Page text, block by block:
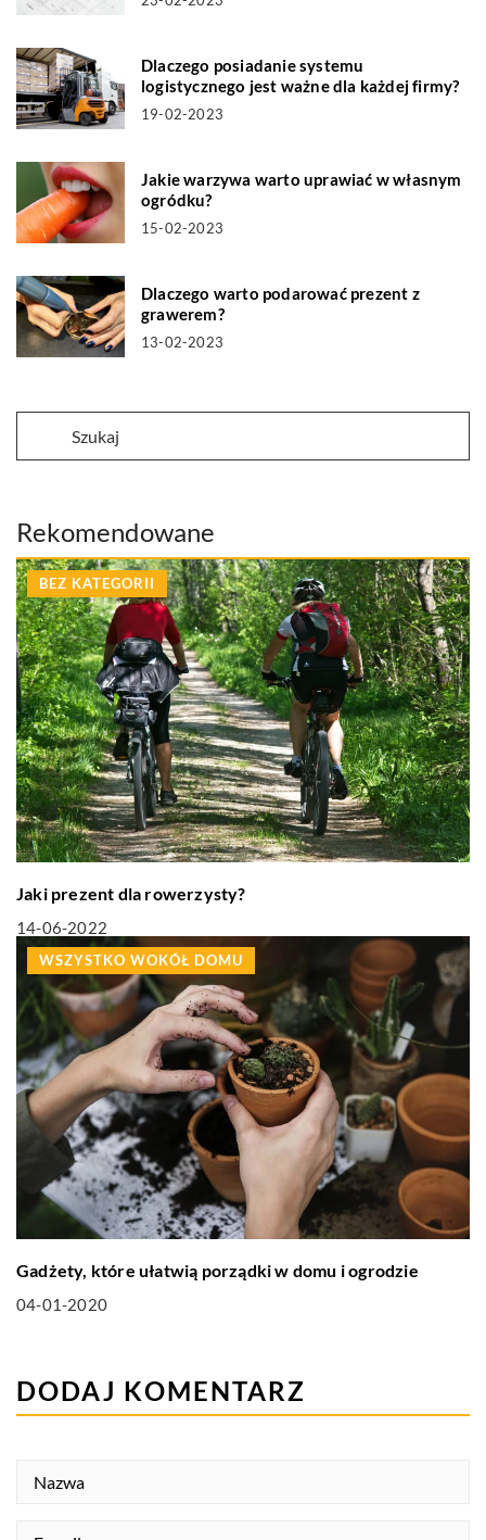
Dlaczego posiadanie systemu
logistycznego jest ważne dla każdej firmy?
19-02-2023
Jakie warzywa warto uprawiać w własnym
ogródku?
15-02-2023
Dlaczego warto podarować prezent z
grawerem?
13-02-2023
Rekomendowane
BEZ KATEGORII
Jaki prezent dla rowerzysty?
14-06-2022
WSZYSTKO WOKÓŁ DOMU
Gadżety, które ułatwią porządki w domu i ogrodzie
04-01-2020
DODAJ KOMENTARZ